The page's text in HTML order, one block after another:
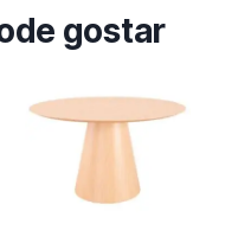
gostar